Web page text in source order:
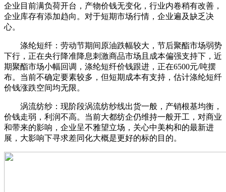
企业目前满负荷开台，产物价钱无变化，行业内卷稍有改善，
企业库存有添加趋向。对于短期市场行情，企业遍及缺乏决
心。
涤纶短纤：劳动节期间原油跌幅较大，节后聚酯市场弱势
下行，正在央行降准降息刺激商品市场且成本偏强支持下，近
期聚酯市场小幅回调，涤纶短纤价钱跟进，正在6500元/吨摆
布。当前不确定要素较多，但短期成本有支持，估计涤纶短纤
价钱涨跌空间均无限。
涡流纺纱：现阶段涡流纺纱线出货一般，产销根基均衡，
价钱走弱，利润不高。当前大都纺企仍维持一般开工，对商业
和带来的影响，企业呈不雅望立场，关心中美构和的最新进
展，大影响下寻求差同化大概是更好的标的目的。